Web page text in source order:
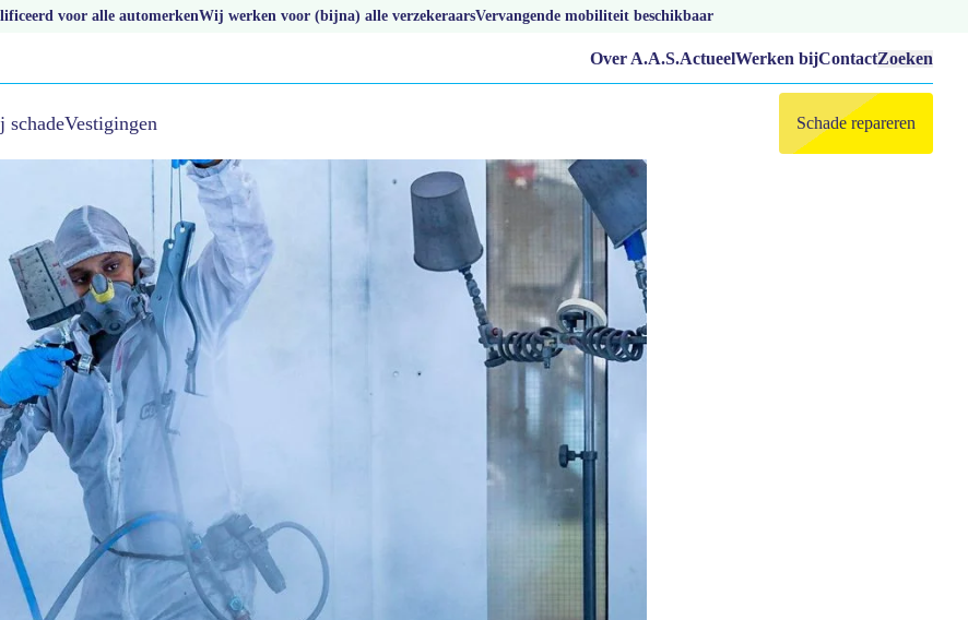
voor alle automerkenWij werken voor (bijna) alle verzekeraarsVervangende mobiliteit beschikbaar
Over A.A.S.ActueelWerken bijContactZoeken
schadeVestigingen Schade repareren